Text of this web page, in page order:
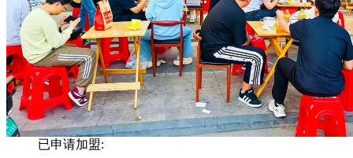
已申请加盟: